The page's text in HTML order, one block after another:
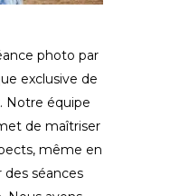
photo par
exclusive de
Notre équipe
de maîtriser
même en
séances